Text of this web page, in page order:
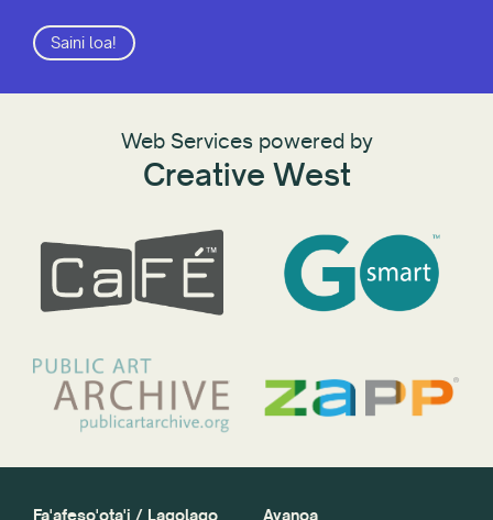
Saini loa!
Web Services powered by
Creative West
Fa'afeso'ota'i / Lagolago Avanoa